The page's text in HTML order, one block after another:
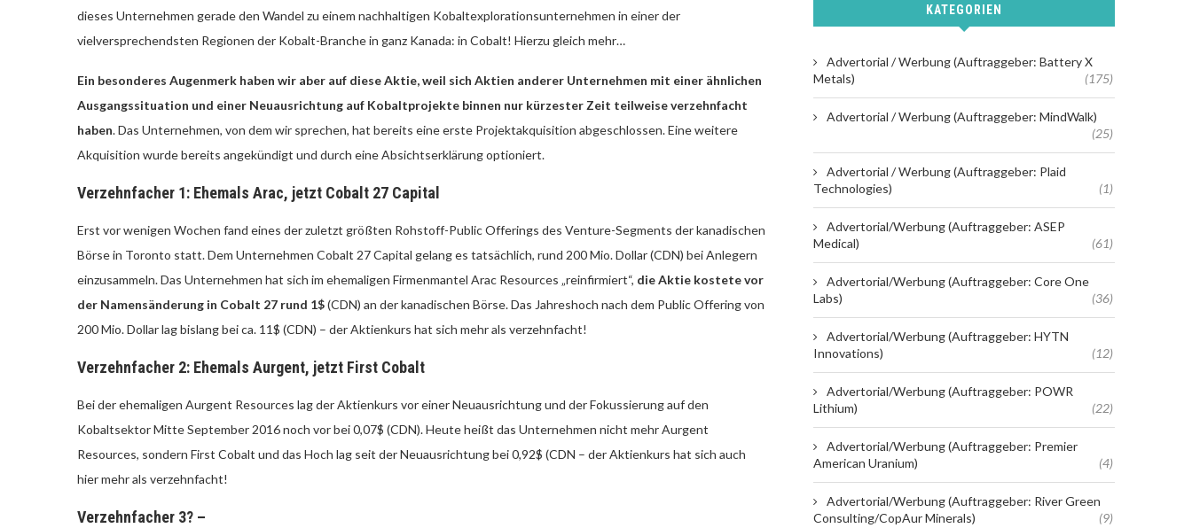
dieses Unternehmen gerade den Wandel zu einem nachhaltigen Kobaltexplorationsunternehmen in einer der
vielversprechendsten Regionen der Kobalt-Branche in ganz Kanada: in Cobalt! Hierzu gleich mehr…
Ein besonderes Augenmerk haben wir aber auf diese Aktie, weil sich Aktien anderer Unternehmen mit einer ähnlichen
Ausgangssituation und einer Neuausrichtung auf Kobaltprojekte binnen nur kürzester Zeit teilweise verzehnfacht
haben. Das Unternehmen, von dem wir sprechen, hat bereits eine erste Projektakquisition abgeschlossen. Eine weitere
Akquisition wurde bereits angekündigt und durch eine Absichtserklärung optioniert.
Verzehnfacher 1: Ehemals Arac, jetzt Cobalt 27 Capital
Erst vor wenigen Wochen fand eines der zuletzt größten Rohstoff-Public Offerings des Venture-Segments der kanadischen
Börse in Toronto statt. Dem Unternehmen Cobalt 27 Capital gelang es tatsächlich, rund 200 Mio. Dollar (CDN) bei Anlegern
einzusammeln. Das Unternehmen hat sich im ehemaligen Firmenmantel Arac Resources „reinfirmiert“, die Aktie kostete vor
der Namensänderung in Cobalt 27 rund 1$(CDN) an der kanadischen Börse. Das Jahreshoch nach dem Public Offering von
200 Mio. Dollar lag bislang bei ca. 11$ (CDN) – der Aktienkurs hat sich mehr als verzehnfacht!
Verzehnfacher 2: Ehemals Aurgent, jetzt First Cobalt
Bei der ehemaligen Aurgent Resources lag der Aktienkurs vor einer Neuausrichtung und der Fokussierung auf den
Kobaltsektor Mitte September 2016 noch vor bei 0,07$ (CDN). Heute heißt das Unternehmen nicht mehr Aurgent
Resources, sondern First Cobalt und das Hoch lag seit der Neuausrichtung bei 0,92$ (CDN – der Aktienkurs hat sich auch
hier mehr als verzehnfacht!
Verzehnfacher 3? –
KATEGORIEN
Advertorial / Werbung (Auftraggeber: Battery X
Metals)
(175)
Advertorial / Werbung (Auftraggeber: MindWalk)
(25)
Advertorial / Werbung (Auftraggeber: Plaid
Technologies)
(1)
Advertorial/Werbung (Auftraggeber: ASEP
Medical)
(61)
Advertorial/Werbung (Auftraggeber: Core One
Labs)
(36)
Advertorial/Werbung (Auftraggeber: HYTN
Innovations)
(12)
Advertorial/Werbung (Auftraggeber: POWR
Lithium)
(22)
Advertorial/Werbung (Auftraggeber: Premier
American Uranium)
(4)
Advertorial/Werbung (Auftraggeber: River Green
Consulting/CopAur Minerals)
(9)